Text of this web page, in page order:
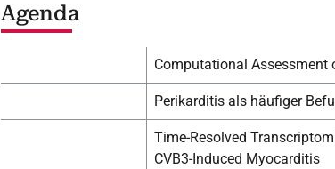
Agenda
Computational
Perikarditis als häufiger
Time-Resolved
CVB3-Induced Myocarditis